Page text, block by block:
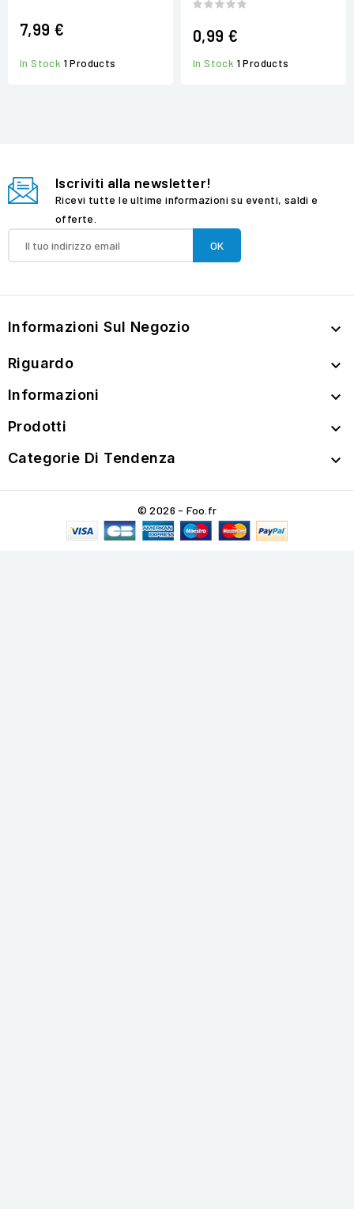
7,99 €
In Stock 1 Products
0,99 €
In Stock 1 Products
Iscriviti alla newsletter!
Ricevi tutte le ultime informazioni su eventi, saldi e
offerte.
Informazioni Sul Negozio 
Riguardo 
Informazioni 
Prodotti 
Categorie Di Tendenza 
© 2026 - Foo.fr